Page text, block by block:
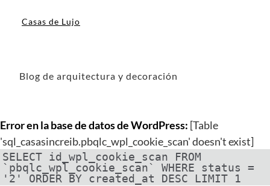
Casas de Lujo
Blog de arquitectura y decoración
Error en la base de datos de WordPress: [Table
'sql_casasincreib.pbqlc_wpl_cookie_scan' doesn't exist]
SELECT id_wpl_cookie_scan FROM
`pbqlc_wpl_cookie_scan` WHERE status =
'2' ORDER BY created_at DESC LIMIT 1